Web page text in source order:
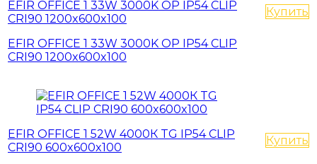
EFIR OFFICE 1 33W 3000K OP IP54 CLIP
CRI90 1200x600x100
EFIR OFFICE 1 33W 3000K OP IP54 CLIP
CRI90 1200x600x100
Купить
EFIR OFFICE 1 52W 4000К TG IP54 CLIP
CRI90 600x600x100
Купить